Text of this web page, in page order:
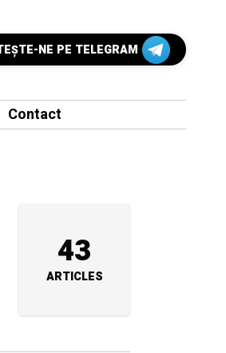
NE PE TELEGRAM
Contact
43
ARTICLES